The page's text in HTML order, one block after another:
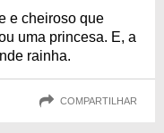
e cheiroso que
uma princesa. E, a
rainha.
COMPARTILHAR